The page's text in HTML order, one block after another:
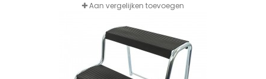
Aan vergelijken toevoegen